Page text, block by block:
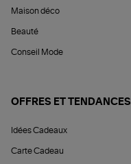
Maison déco
Beauté
Conseil Mode
OFFRES ET TENDANCES
Idées Cadeaux
Carte Cadeau